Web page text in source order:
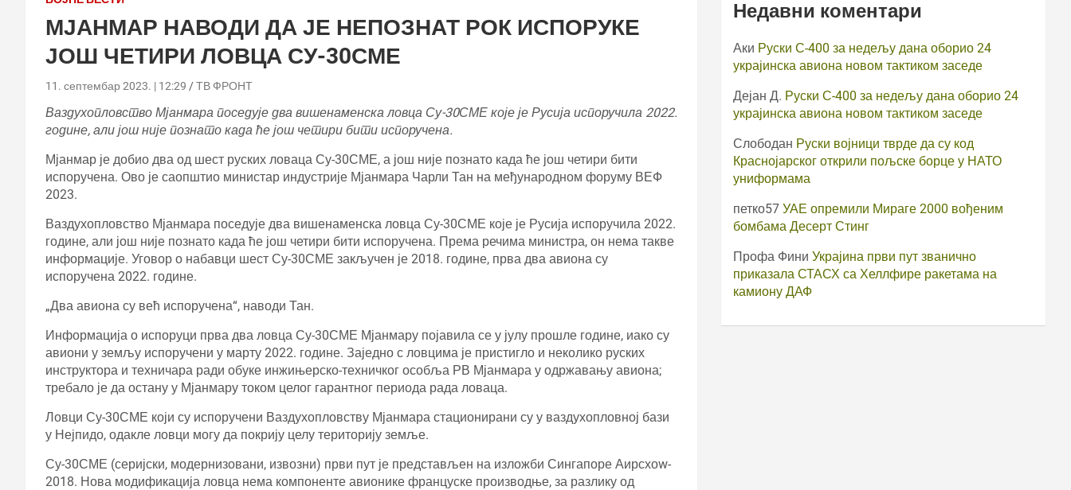
МЈАНМАР НАВОДИ ДА ЈЕ НЕПОЗНАТ РОК ИСПОРУКЕ
ЈОШ ЧЕТИРИ ЛОВЦА СУ-30СМЕ
11. септембар 2023. | 12:29 ТВ ФРОНТ
Ваздухопловство Мјанмара поседује два вишенаменска ловца Су-30СМЕ које је Русија испоручила 2022.
године, али још није познато када ће још четири бити испоручена.
Мјанмар је добио два од шест руских ловаца Су-30СМЕ, а још није познато када ће још четири бити
испоручена. Ово је саопштио министар индустрије Мјанмара Чарли Тан на међународном форуму ВЕФ
2023.
Ваздухопловство Мјанмара поседује два вишенаменска ловца Су-30СМЕ које је Русија испоручила 2022.
године, али још није познато када ће још четири бити испоручена. Према речима министра, он нема такве
информације. Уговор о набавци шест Су-30СМЕ закључен је 2018. године, прва два авиона су
испоручена 2022. године.
„Два авиона су већ испоручена“, наводи Тан.
Информација о испоруци прва два ловца Су-30СМЕ Мјанмару појавила се у јулу прошле године, иако су
авиони у земљу испоручени у марту 2022. године. Заједно с ловцима је пристигло и неколико руских
инструктора и техничара ради обуке инжињерско-техничког особља РВ Мјанмара у одржавању авиона;
требало је да остану у Мјанмару током целог гарантног периода рада ловаца.
Ловци Су-30СМЕ који су испоручени Ваздухопловству Мјанмара стационирани су у ваздухопловној бази
у Нејпидо, одакле ловци могу да покрију целу територију земље.
Су-30СМЕ (серијски, модернизовани, извозни) први пут је представљен на изложби Сингапоре Аирсхоw-
2018. Нова модификација ловца нема компоненте авионике француске производње, за разлику од
Недавни коментари
Аки Руски С-400 за недељу дана оборио 24
украјинска авиона новом тактиком заседе
Дејан Д. Руски С-400 за недељу дана оборио 24
украјинска авиона новом тактиком заседе
Слободан Руски војници тврде да су код
Краснојарског открили пољске борце у НАТО
униформама
петко57 УАЕ опремили Мираге 2000 вођеним
бомбама Десерт Стинг
Профа Фини Украјина први пут званично
приказала СТАСХ са Хеллфире ракетама на
камиону ДАФ